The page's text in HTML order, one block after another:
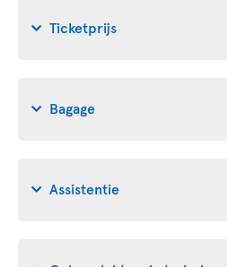
Ticketprijs
Bagage
Assistentie